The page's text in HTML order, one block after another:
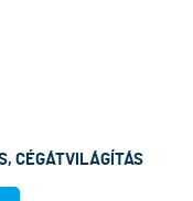
CÉGÁTVILÁGÍTÁS